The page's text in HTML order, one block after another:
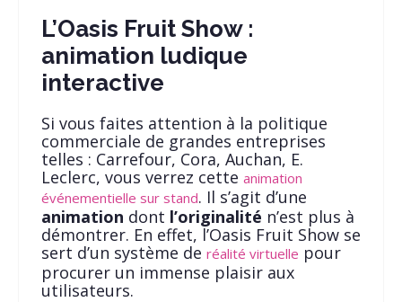
L’Oasis Fruit Show :
animation ludique
interactive
Si vous faites attention à la politique
commerciale de grandes entreprises
telles : Carrefour, Cora, Auchan, E.
Leclerc, vous verrez cette animation
événementielle sur stand. Il s’agit d’une
animation dont l’originalité n’est plus à
démontrer. En effet, l’Oasis Fruit Show se
sert d’un système de réalité virtuelle pour
procurer un immense plaisir aux
utilisateurs.